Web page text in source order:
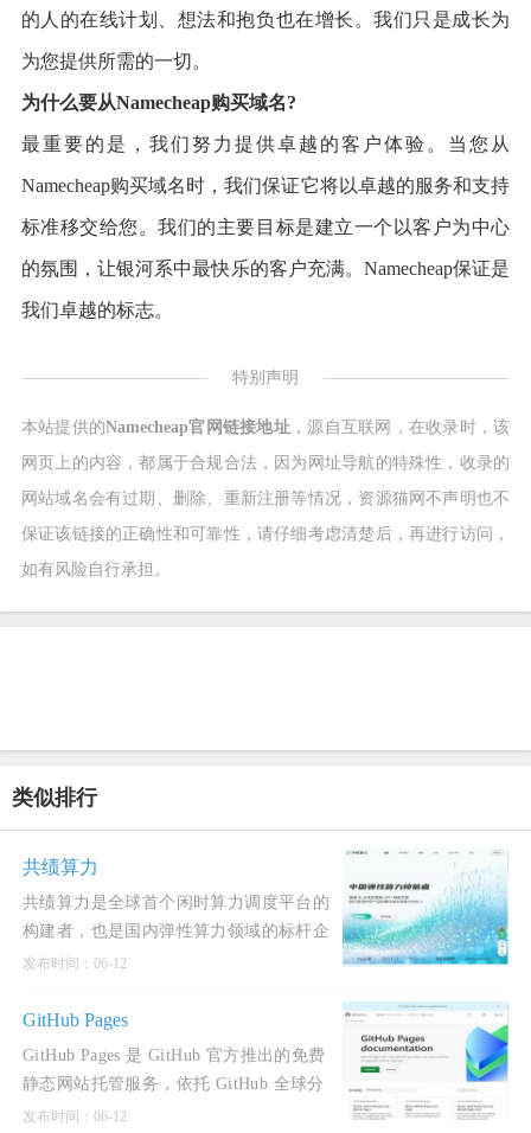
的人的在线计划、想法和抱负也在增长。我们只是成长为
为您提供所需的一切。
为什么要从Namecheap购买域名?
最重要的是，我们努力提供卓越的客户体验。当您从
Namecheap购买域名时，我们保证它将以卓越的服务和支持
标准移交给您。我们的主要目标是建立一个以客户为中心
的氛围，让银河系中最快乐的客户充满。Namecheap保证是
我们卓越的标志。
特别声明
本站提供的Namecheap官网链接地址 ，源自互联网，在收录时，该
网页上的内容，都属于合规合法，因为网址导航的特殊性，收录的
网站域名会有过期、删除、重新注册等情况，资源猫网不声明也不
保证该链接的正确性和可靠性，请仔细考虑清楚后，再进行访问，
如有风险自行承担。
类似排行
共绩算力
共绩算力是全球首个闲时算力调度平台的
构建者，也是国内弹性算力领域的标杆企
业，公司以“弹性算力普惠”为使命，独创
发布时间：06-12
GitHub Pages
GitHub Pages 是 GitHub 官方推出的免费
静态网站托管服务，依托 GitHub 全球分
发网络，无需独立服务器、无需额外付
发布时间：06-12